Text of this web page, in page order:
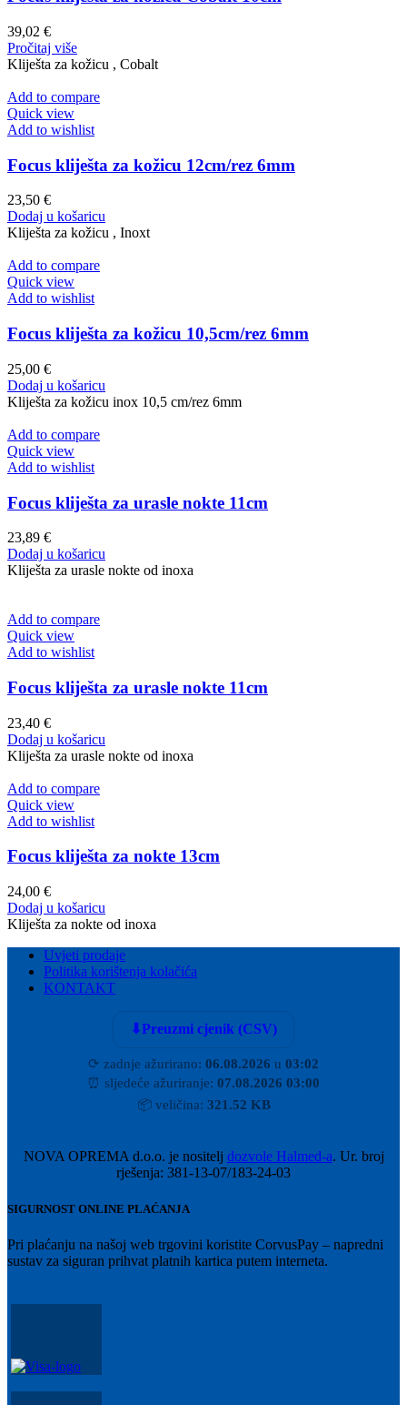
39,02 €
Pročitaj više
Kliješta za kožicu , Cobalt
Add to compare
Quick view
Add to wishlist
Focus kliješta za kožicu 12cm/rez 6mm
23,50 €
Dodaj u košaricu
Kliješta za kožicu , Inoxt
Add to compare
Quick view
Add to wishlist
Focus kliješta za kožicu 10,5cm/rez 6mm
25,00 €
Dodaj u košaricu
Kliješta za kožicu inox 10,5 cm/rez 6mm
Add to compare
Quick view
Add to wishlist
Focus kliješta za urasle nokte 11cm
23,89 €
Dodaj u košaricu
Kliješta za urasle nokte od inoxa
Add to compare
Quick view
Add to wishlist
Focus kliješta za urasle nokte 11cm
23,40 €
Dodaj u košaricu
Kliješta za urasle nokte od inoxa
Add to compare
Quick view
Add to wishlist
Focus kliješta za nokte 13cm
24,00 €
Dodaj u košaricu
Kliješta za nokte od inoxa
Uvjeti prodaje
Politika korištenja kolačića
KONTAKT
⬇Preuzmi cjenik (CSV)
⟳ zadnje ažurirano: 06.08.2026 u 03:02
⏰ sljedeće ažuriranje: 07.08.2026 03:00
📦veličina: 321.52 KB
NOVA OPREMA d.o.o. je nositelj dozvole Halmed-a. Ur. broj
rješenja: 381-13-07/183-24-03
SIGURNOST ONLINE PLAĆANJA
Pri plaćanju na našoj web trgovini koristite CorvusPay – napredni
sustav za siguran prihvat platnih kartica putem interneta.